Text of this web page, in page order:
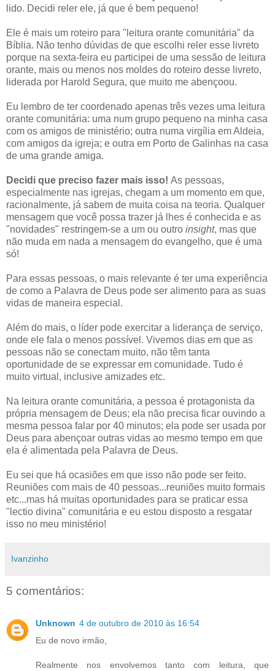
lido. Decidi reler ele, já que é bem pequeno!
Ele é mais um roteiro para "leitura orante comunitária" da
Bíblia. Não tenho dúvidas de que escolhi reler esse livreto
porque na sexta-feira eu participei de uma sessão de leitura
orante, mais ou menos nos moldes do roteiro desse livreto,
liderada por Harold Segura, que muito me abençoou.
Eu lembro de ter coordenado apenas três vezes uma leitura
orante comunitária: uma num grupo pequeno na minha casa
com os amigos de ministério; outra numa virgília em Aldeia,
com amigos da igreja; e outra em Porto de Galinhas na casa
de uma grande amiga.
Decidi que preciso fazer mais isso! As pessoas,
especialmente nas igrejas, chegam a um momento em que,
racionalmente, já sabem de muita coisa na teoria. Qualquer
mensagem que você possa trazer já lhes é conhecida e as
"novidades" restringem-se a um ou outro insight, mas que
não muda em nada a mensagem do evangelho, que é uma
só!
Para essas pessoas, o mais relevante é ter uma experiência
de como a Palavra de Deus pode ser alimento para as suas
vidas de maneira especial.
Além do mais, o líder pode exercitar a liderança de serviço,
onde ele fala o menos possível. Vivemos dias em que as
pessoas não se conectam muito, não têm tanta
oportunidade de se expressar em comunidade. Tudo é
muito virtual, inclusive amizades etc.
Na leitura orante comunitária, a pessoa é protagonista da
própria mensagem de Deus; ela não precisa ficar ouvindo a
mesma pessoa falar por 40 minutos; ela pode ser usada por
Deus para abençoar outras vidas ao mesmo tempo em que
ela é alimentada pela Palavra de Deus.
Eu sei que há ocasiões em que isso não pode ser feito.
Reuniões com mais de 40 pessoas...reuniões muito formais
etc...mas há muitas oportunidades para se praticar essa
"lectio divina" comunitária e eu estou disposto a resgatar
isso no meu ministério!
Ivanzinho
5 comentários:
Unknown 4 de outubro de 2010 às 16:54
Eu de novo irmão,
Realmente nos envolvemos tanto com leitura, que